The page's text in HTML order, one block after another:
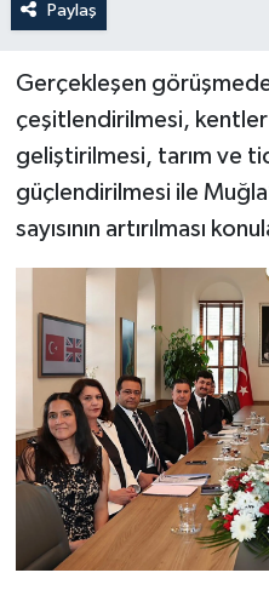
Paylaş
Gerçekleşen
çeşitlendirilmesi, kentler
geliştirilmesi, tarım ve
güçlendirilmesi ile
sayısının artırılması